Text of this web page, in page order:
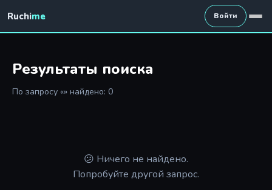
Ruchime Войти
Результаты поиска
По запросу «» найдено: 0
😕 Ничего не найдено.
Попробуйте другой запрос.